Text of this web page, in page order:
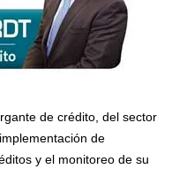
de crédito, del sector
de
y el monitoreo de su